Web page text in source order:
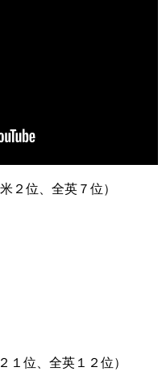
２位、全英７位）
１位、全英１２位）